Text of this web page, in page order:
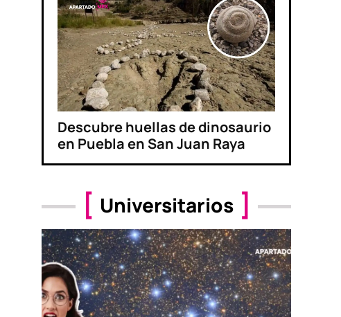
Descubre huellas de dinosaurio
en Puebla en San Juan Raya
Universitarios